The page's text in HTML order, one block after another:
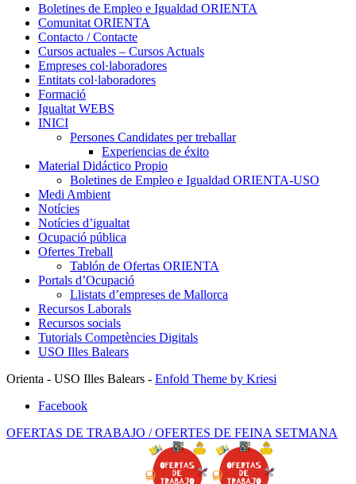
Boletines de Empleo e Igualdad ORIENTA
Comunitat ORIENTA
Contacto / Contacte
Cursos actuales – Cursos Actuals
Empreses col·laboradores
Entitats col·laboradores
Formació
Igualtat WEBS
INICI
Persones Candidates per treballar
Experiencias de éxito
Material Didáctico Propio
Boletines de Empleo e Igualdad ORIENTA-USO
Medi Ambient
Notícies
Notícies d’igualtat
Ocupació pública
Ofertes Treball
Tablón de Ofertas ORIENTA
Portals d’Ocupació
Llistats d’empreses de Mallorca
Recursos Laborals
Recursos socials
Tutorials Competències Digitals
USO Illes Balears
Orienta - USO Illes Balears - Enfold Theme by Kriesi
Facebook
OFERTAS DE TRABAJO / OFERTES DE FEINA SETMANA